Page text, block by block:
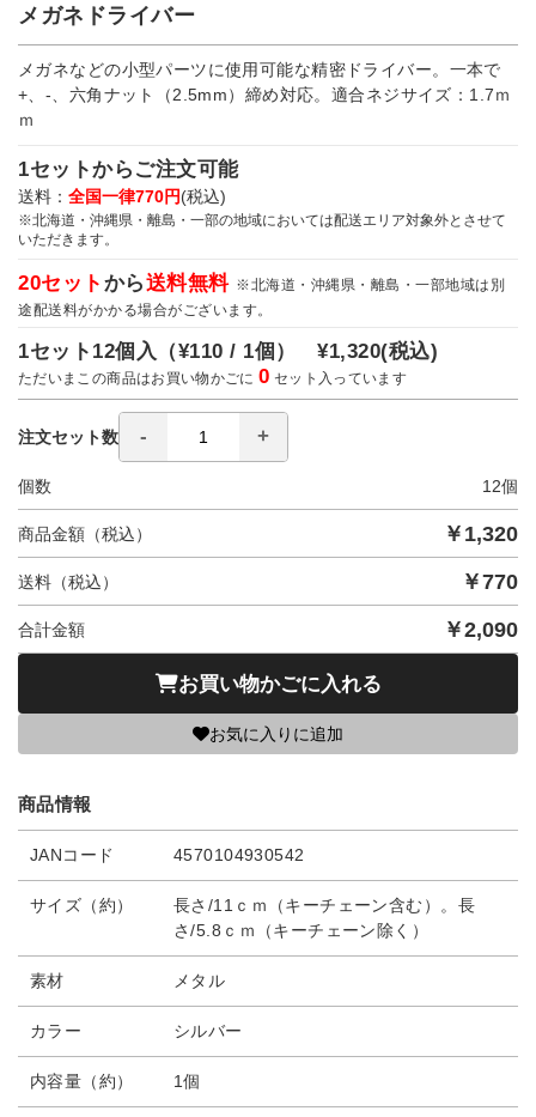
メガネドライバー
メガネなどの小型パーツに使用可能な精密ドライバー。一本で
+、-、六角ナット（2.5mm）締め対応。適合ネジサイズ：1.7ｍ
ｍ
1セットからご注文可能
送料： 全国一律770円(税込)
※北海道・沖縄県・離島・一部の地域においては配送エリア対象外とさせて
いただきます。
20セット から送料無料 ※北海道・沖縄県・離島・一部地域は別
途配送料がかかる場合がございます。
1セット12個入（¥110 / 1個）¥1,320(税込)
ただいまこの商品はお買い物かごに0 セット入っています
注文セット数
個数 12個
商品金額（税込） ￥ 1,320
送料（税込） ￥770
合計金額 ￥2,090
お買い物かごに入れる
お気に入りに追加
商品情報
JANコード 4570104930542
サイズ（約）
長さ/11ｃｍ（キーチェーン含む）。長
さ/5.8ｃｍ（キーチェーン除く）
素材 メタル
カラー シルバー
内容量（約） 1個